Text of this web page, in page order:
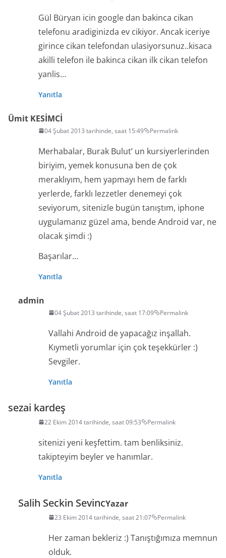
Gül Büryan icin google dan bakinca cikan
telefonu aradiginizda ev cikiyor. Ancak iceriye
girince cikan telefondan ulasiyorsunuz..kisaca
akilli telefon ile bakinca cikan ilk cikan telefon
yanlis…
Yanıtla
Ümit KESİMCİ
04 Şubat 2013 tarihinde, saat 15:49 Permalink
Merhabalar, Burak Bulut’ un kursiyerlerinden
biriyim, yemek konusuna ben de çok
meraklıyım, hem yapmayı hem de farklı
yerlerde, farklı lezzetler denemeyi çok
seviyorum, sitenizle bugün tanıştım, iphone
uygulamanız güzel ama, bende Android var, ne
olacak şimdi :)
Başarılar…
Yanıtla
admin
04 Şubat 2013 tarihinde, saat 17:09 Permalink
Vallahi Android de yapacağız inşallah.
Kıymetli yorumlar için çok teşekkürler :)
Sevgiler.
Yanıtla
sezai kardeş
22 Ekim 2014 tarihinde, saat 09:53 Permalink
sitenizi yeni keşfettim. tam benliksiniz.
takipteyim beyler ve hanımlar.
Yanıtla
Salih Seckin SevincYazar
23 Ekim 2014 tarihinde, saat 21:07 Permalink
Her zaman bekleriz :) Tanıştığımıza memnun
olduk.